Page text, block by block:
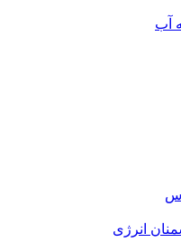
آب
انرژی